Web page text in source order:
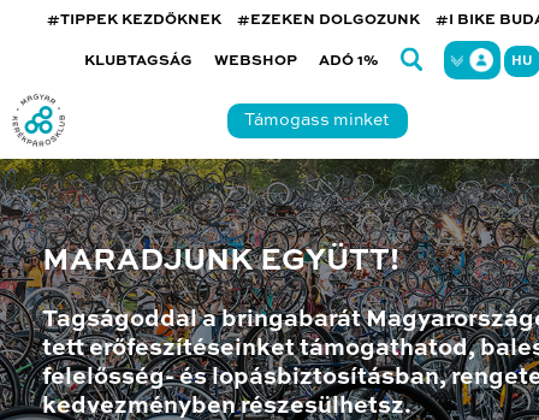
#TIPPEK KEZDŐKNEK #EZEKEN DOLGOZUNK #I BIKE
KLUBTAGSÁG WEBSHOP ADÓ 1% HU
Támogass minket
MARADJUNK EGYÜTT!
Tagságoddal a bringabarát
tett erőfeszítéseinket támogathatod,
felelősség- és lopásbiztosításban,
kedvezményben részesülhetsz.